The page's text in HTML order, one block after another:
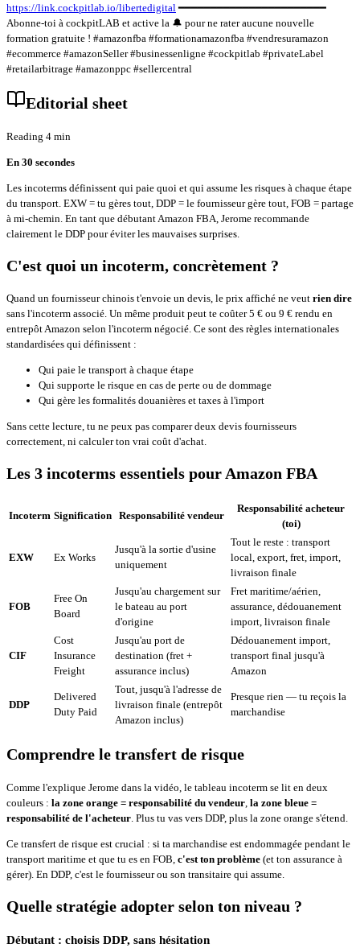
https://link.cockpitlab.io/libertedigital━━━━━━━━━━━━━━━━━━━━━━━
Abonne-toi à cockpitLAB et active la 🔔 pour ne rater aucune nouvelle
formation gratuite ! #amazonfba #formationamazonfba #vendresuramazon
#ecommerce #amazonSeller #businessenligne #cockpitlab #privateLabel
#retailarbitrage #amazonppc #sellercentral
Editorial sheet
Reading 4 min
En 30 secondes
Les incoterms définissent qui paie quoi et qui assume les risques à chaque étape
du transport. EXW = tu gères tout, DDP = le fournisseur gère tout, FOB = partage
à mi-chemin. En tant que débutant Amazon FBA, Jerome recommande
clairement le DDP pour éviter les mauvaises surprises.
C'est quoi un incoterm, concrètement ?
Quand un fournisseur chinois t'envoie un devis, le prix affiché ne veut rien dire
sans l'incoterm associé. Un même produit peut te coûter 5 € ou 9 € rendu en
entrepôt Amazon selon l'incoterm négocié. Ce sont des règles internationales
standardisées qui définissent :
Qui paie le transport à chaque étape
Qui supporte le risque en cas de perte ou de dommage
Qui gère les formalités douanières et taxes à l'import
Sans cette lecture, tu ne peux pas comparer deux devis fournisseurs
correctement, ni calculer ton vrai coût d'achat.
Les 3 incoterms essentiels pour Amazon FBA
Incoterm Signification Responsabilité vendeur
Responsabilité acheteur
(toi)
EXW Ex Works
Jusqu'à la sortie d'usine
uniquement
Tout le reste : transport
local, export, fret, import,
livraison finale
FOB
Free On
Board
Jusqu'au chargement sur
le bateau au port
d'origine
Fret maritime/aérien,
assurance, dédouanement
import, livraison finale
CIF
Cost
Insurance
Freight
Jusqu'au port de
destination (fret +
assurance inclus)
Dédouanement import,
transport final jusqu'à
Amazon
DDP
Delivered
Duty Paid
Tout, jusqu'à l'adresse de
livraison finale (entrepôt
Amazon inclus)
Presque rien — tu reçois la
marchandise
Comprendre le transfert de risque
Comme l'explique Jerome dans la vidéo, le tableau incoterm se lit en deux
couleurs : la zone orange = responsabilité du vendeur la zone bleue =
responsabilité de l'acheteur . Plus tu vas vers DDP, plus la zone orange s'étend.
Ce transfert de risque est crucial : si ta marchandise est endommagée pendant le
transport maritime et que tu es en FOB, c'est ton problème (et ton assurance à
gérer). En DDP, c'est le fournisseur ou son transitaire qui assume.
Quelle stratégie adopter selon ton niveau ?
Débutant : choisis DDP, sans hésitation